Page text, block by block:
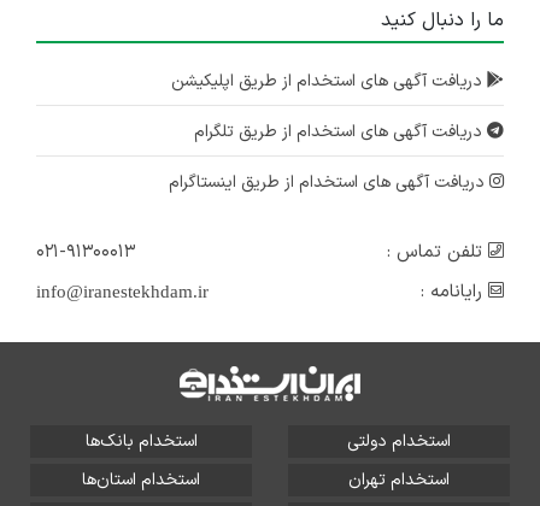
ما را دنبال کنید
دریافت آگهی های استخدام از طریق اپلیکیشن
دریافت آگهی های استخدام از طریق تلگرام
دریافت آگهی های استخدام از طریق اینستاگرام
تلفن تماس :
۰۲۱-۹۱۳۰۰۰۱۳
رایانامه :
info@iranestekhdam.ir
استخدام دولتی
استخدام بانک‌ها
استخدام تهران
استخدام استان‌ها